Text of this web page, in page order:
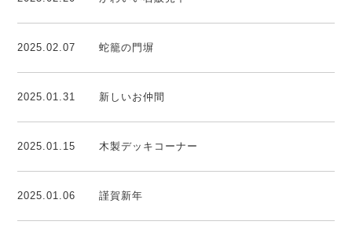
2025.02.07 蛇籠の門塀
2025.01.31 新しいお仲間
2025.01.15 木製デッキコーナー
2025.01.06 謹賀新年